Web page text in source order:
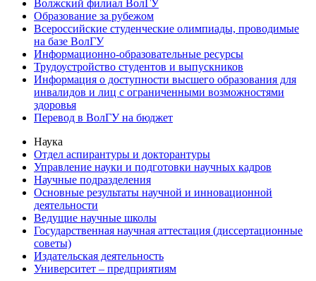
Волжский филиал ВолГУ
Образование за рубежом
Всероссийские студенческие олимпиады, проводимые
на базе ВолГУ
Информационно-образовательные ресурсы
Трудоустройство студентов и выпускников
Информация о доступности высшего образования для
инвалидов и лиц с ограниченными возможностями
здоровья
Перевод в ВолГУ на бюджет
Наука
Отдел аспирантуры и докторантуры
Управление науки и подготовки научных кадров
Научные подразделения
Основные результаты научной и инновационной
деятельности
Ведущие научные школы
Государственная научная аттестация (диссертационные
советы)
Издательская деятельность
Университет – предприятиям